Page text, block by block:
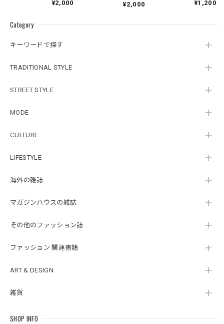
Category
キーワードで探す
TRADITIONAL STYLE
STREET STYLE
MODE
CULTURE
LIFESTYLE
海外の雑誌
マガジンハウスの雑誌
その他のファッション誌
ファッション 関連書籍
ART & DESIGN
雑貨
SHOP INFO
¥2,000 ¥2,000 ¥1,200